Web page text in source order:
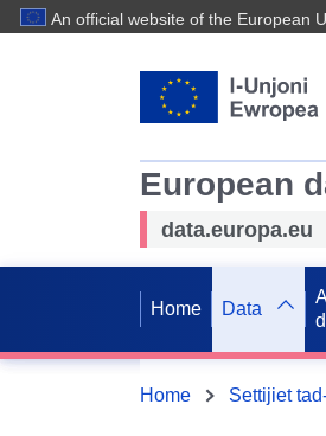
An official website of the European
European
data.europa.eu
Home Data
Home Settijiet